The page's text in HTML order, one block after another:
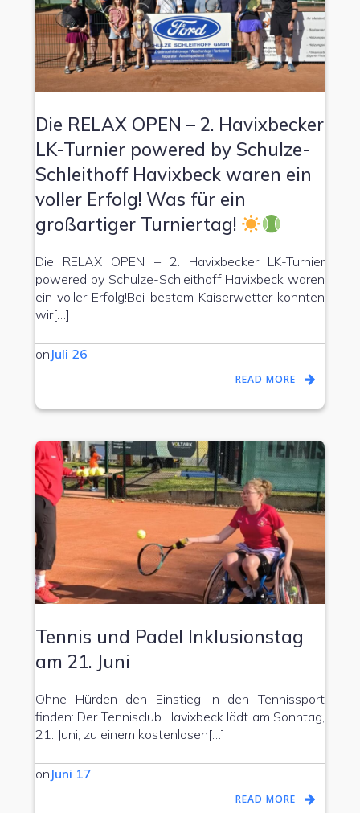
Die RELAX OPEN – 2. Havixbecker
LK-Turnier powered by Schulze-
Schleithoff Havixbeck waren ein
voller Erfolg! Was für ein
großartiger Turniertag!
Die RELAX OPEN – 2. Havixbecker LK-Turnier
powered by Schulze-Schleithoff Havixbeck waren
ein voller Erfolg!Bei bestem Kaiserwetter konnten
wir[…]
on Juli 26
READ MORE
Tennis und Padel Inklusionstag
am 21. Juni
Ohne Hürden den Einstieg in den Tennissport
finden: Der Tennisclub Havixbeck lädt am Sonntag,
21. Juni, zu einem kostenlosen[…]
on Juni 17
READ MORE